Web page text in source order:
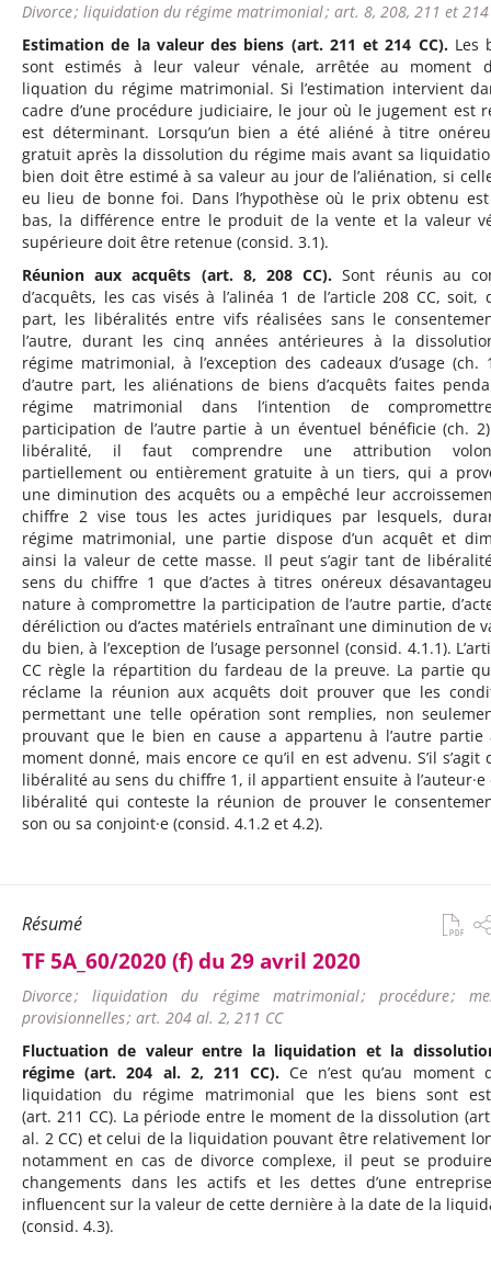
Divorce ; liquidation du régime matrimonial ; art. 8, 208, 211 et 214
Estimation de la valeur des biens (art. 211 et 214 CC).Les
sont estimés à leur valeur vénale, arrêtée au moment
liquation du régime matrimonial. Si l’estimation intervient
cadre d’une procédure judiciaire, le jour où le jugement est
est déterminant. Lorsqu’un bien a été aliéné à titre
gratuit après la dissolution du régime mais avant sa
bien doit être estimé à sa valeur au jour de l’aliénation, si
eu lieu de bonne foi. Dans l’hypothèse où le prix obtenu
bas, la différence entre le produit de la vente et la valeur
supérieure doit être retenue (consid. 3.1).
Réunion aux acquêts (art. 8, 208 CC).Sont réunis au
d’acquêts, les cas visés à l’alinéa 1 de l’article 208 CC, soit,
part, les libéralités entre vifs réalisées sans le
l’autre, durant les cinq années antérieures à la
régime matrimonial, à l’exception des cadeaux d’usage (ch.
d’autre part, les aliénations de biens d’acquêts faites
régime matrimonial dans l’intention de
participation de l’autre partie à un éventuel bénéficie (ch.
libéralité, il faut comprendre une attribution
partiellement ou entièrement gratuite à un tiers, qui a
une diminution des acquêts ou a empêché leur
chiffre 2 vise tous les actes juridiques par lesquels,
régime matrimonial, une partie dispose d’un acquêt et
ainsi la valeur de cette masse. Il peut s’agir tant de
sens du chiffre 1 que d’actes à titres onéreux
nature à compromettre la participation de l’autre partie,
déréliction ou d’actes matériels entraînant une diminution de
du bien, à l’exception de l’usage personnel (consid. 4.1.1).
CC règle la répartition du fardeau de la preuve. La partie
réclame la réunion aux acquêts doit prouver que les
permettant une telle opération sont remplies, non
prouvant que le bien en cause a appartenu à l’autre partie
moment donné, mais encore ce qu’il en est advenu. S’il s’agit
libéralité au sens du chiffre 1, il appartient ensuite à l’auteur·e
libéralité qui conteste la réunion de prouver le
son ou sa conjoint·e (consid. 4.1.2 et 4.2).
Résumé
TF 5A_60/2020 (f) du 29 avril 2020
Divorce ; liquidation du régime matrimonial ; procédure ;
provisionnelles ; art. 204 al. 2, 211 CC
Fluctuation de valeur entre la liquidation et la
régime (art. 204 al. 2, 211 CC). Ce n’est qu’au moment
liquidation du régime matrimonial que les biens sont
(art. 211 CC). La période entre le moment de la dissolution
al. 2 CC) et celui de la liquidation pouvant être relativement
notamment en cas de divorce complexe, il peut se
changements dans les actifs et les dettes d’une
influencent sur la valeur de cette dernière à la date de la
(consid. 4.3).